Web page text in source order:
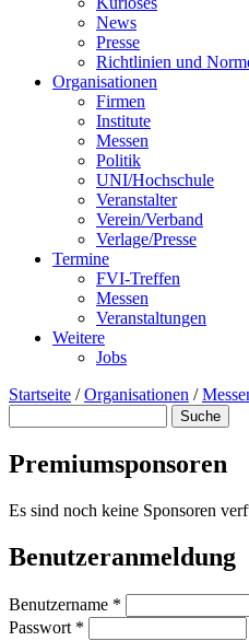
News
Presse
Richtlinien und
Organisationen
Firmen
Institute
Messen
Politik
UNI/Hochschule
Veranstalter
Verein/Verband
Verlage/Presse
Termine
FVI-Treffen
Messen
Veranstaltungen
Weitere
Jobs
Startseite /Organisationen /
Premiumsponsoren
Es sind noch keine Sponsoren
Benutzeranmeldung
Benutzername *
Passwort *